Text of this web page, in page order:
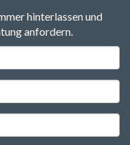
hinterlassen und
anfordern.